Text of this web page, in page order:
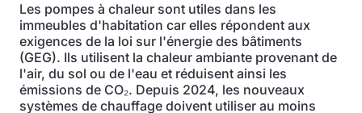
Les pompes à chaleur sont utiles dans les
immeubles d'habitation car elles répondent aux
exigences de la loi sur l'énergie des bâtiments
(GEG). Ils utilisent la chaleur ambiante provenant de
l'air, du sol ou de l'eau et réduisent ainsi les
émissions de CO₂. Depuis 2024, les nouveaux
systèmes de chauffage doivent utiliser au moins